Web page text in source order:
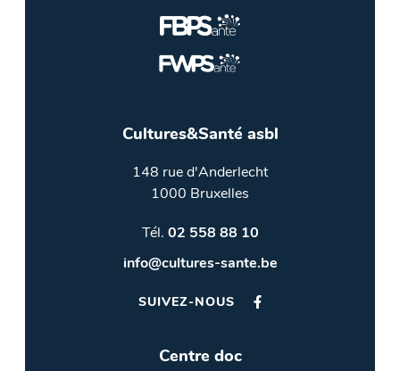
Cultures&Santé asbl
148 rue d'Anderlecht
1000 Bruxelles
Tél. 02 558 88 10
info@cultures-sante.be
SUIVEZ-NOUS
Centre doc